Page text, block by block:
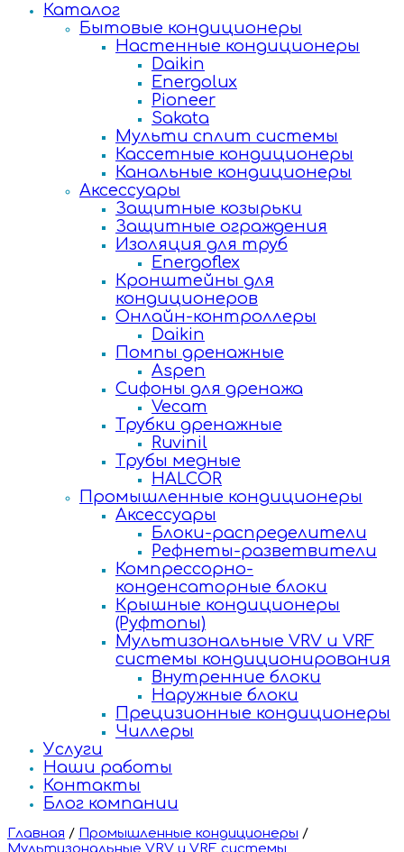
Каталог
Бытовые кондиционеры
Настенные кондиционеры
Daikin
Energolux
Pioneer
Sakata
Мульти сплит системы
Кассетные кондиционеры
Канальные кондиционеры
Аксессуары
Защитные козырьки
Защитные ограждения
Изоляция для труб
Energoflex
Кронштейны для
кондиционеров
Онлайн-контроллеры
Daikin
Помпы дренажные
Aspen
Сифоны для дренажа
Vecam
Трубки дренажные
Ruvinil
Трубы медные
HALCOR
Промышленные кондиционеры
Аксессуары
Блоки-распределители
Рефнеты-разветвители
Компрессорно-
конденсаторные блоки
Крышные кондиционеры
(Руфтопы)
Мультизональные VRV и VRF
системы кондиционирования
Внутренние блоки
Наружные блоки
Прецизионные кондиционеры
Чиллеры
Услуги
Наши работы
Контакты
Блог компании
Главная / Промышленные кондиционеры /
Мультизональные VRV и VRF системы